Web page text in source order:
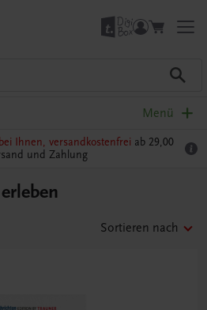
Menü
Ihnen, versandkostenfrei ab 29,00
und Zahlung
Sortieren nach